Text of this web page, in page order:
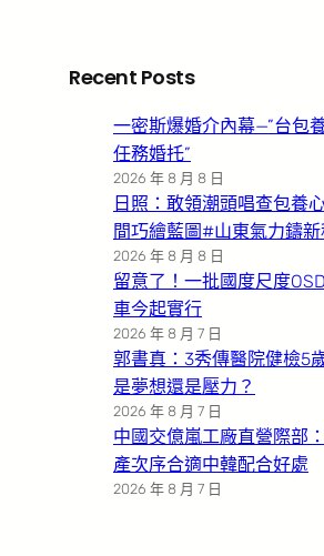
Recent Posts
一密斯爆婚介內幕—”台包
任務婚托”
2026 年 8 月 8 日
日照：敢領潮頭唱查包養
間巧繪藍圖#山東氣力鑄
2026 年 8 月 8 日
留意了！一批國度尺度
車今起實行
2026 年 8 月 7 日
郭書真：3秀傳醫院健檢5
是夢想還是壓力？
2026 年 8 月 7 日
中國交億嵐工廠直營際部
產次序合適中韓配合好處
2026 年 8 月 7 日